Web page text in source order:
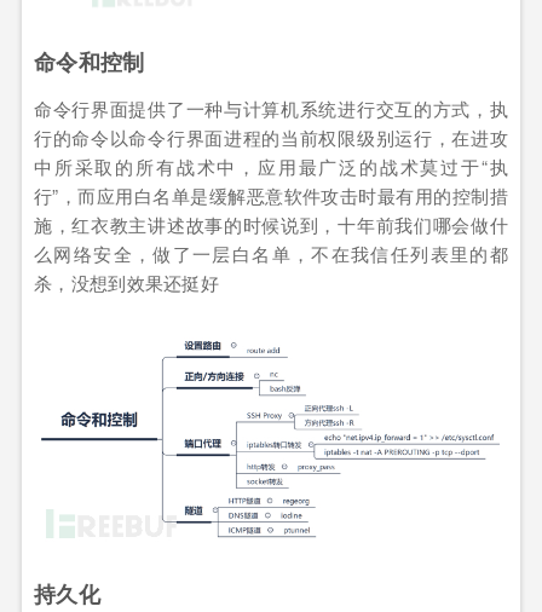
命令和控制
命令行界面提供了一种与计算机系统进行交互的方式，执
行的命令以命令行界面进程的当前权限级别运行，在进攻
中所采取的所有战术中，应用最广泛的战术莫过于“执
行”，而应用白名单是缓解恶意软件攻击时最有用的控制措
施，红衣教主讲述故事的时候说到，十年前我们哪会做什
么网络安全，做了一层白名单，不在我信任列表里的都
杀，没想到效果还挺好
持久化